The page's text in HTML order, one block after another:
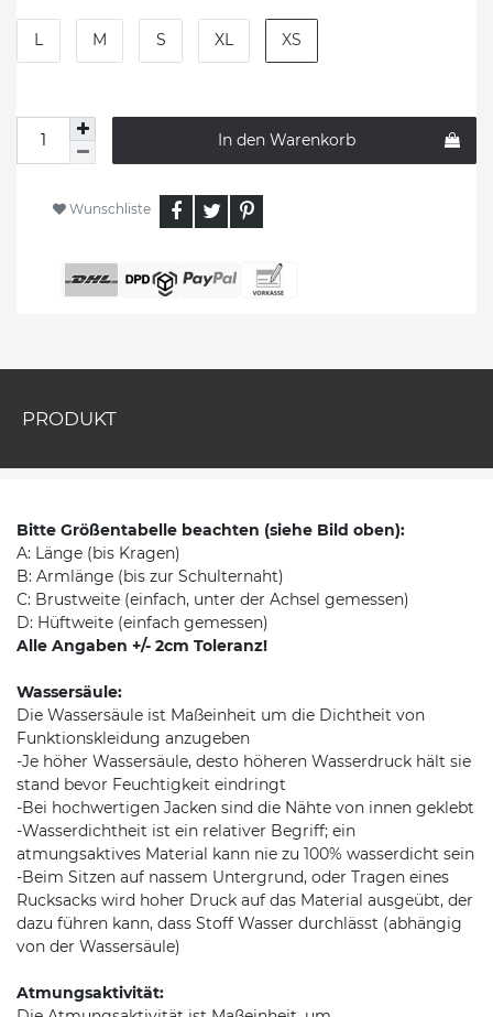
L M S XL XS
In den Warenkorb
Wunschliste
PRODUKT
Bitte Größentabelle beachten (siehe Bild oben):
A: Länge (bis Kragen)
B: Armlänge (bis zur Schulternaht)
C: Brustweite (einfach, unter der Achsel gemessen)
D: Hüftweite (einfach gemessen)
Alle Angaben +/- 2cm Toleranz!
Wassersäule:
Die Wassersäule ist Maßeinheit um die Dichtheit von
Funktionskleidung anzugeben
-Je höher Wassersäule, desto höheren Wasserdruck hält sie
stand bevor Feuchtigkeit eindringt
-Bei hochwertigen Jacken sind die Nähte von innen geklebt
-Wasserdichtheit ist ein relativer Begriff; ein
atmungsaktives Material kann nie zu 100% wasserdicht sein
-Beim Sitzen auf nassem Untergrund, oder Tragen eines
Rucksacks wird hoher Druck auf das Material ausgeübt, der
dazu führen kann, dass Stoff Wasser durchlässt (abhängig
von der Wassersäule)
Atmungsaktivität: